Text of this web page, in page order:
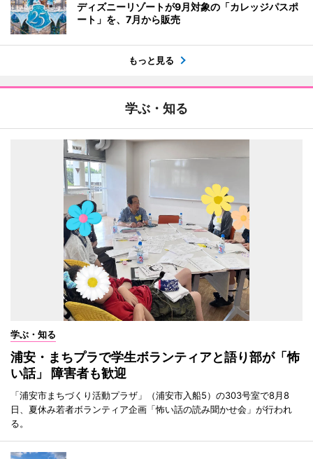
ディズニーリゾートが9月対象の「カレッジパスポ
ート」を、7月から販売
もっと見る
学ぶ・知る
学ぶ・知る
浦安・まちプラで学生ボランティアと語り部が「怖
い話」 障害者も歓迎
「浦安市まちづくり活動プラザ」（浦安市入船5）の303号室で8月8
日、夏休み若者ボランティア企画「怖い話の読み聞かせ会」が行われ
る。